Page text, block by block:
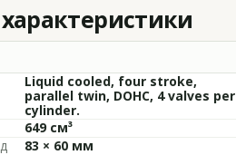
Liquid cooled, four stroke,
parallel twin, DOHC, 4 valves per
cylinder.
649 см³
83 × 60 мм